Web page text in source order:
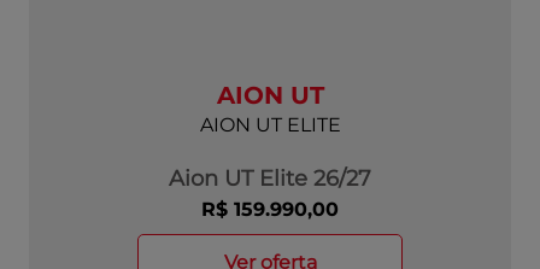
AION UT
AION UT ELITE
Aion UT Elite 26/27
R$ 159.990,00
ver oferta